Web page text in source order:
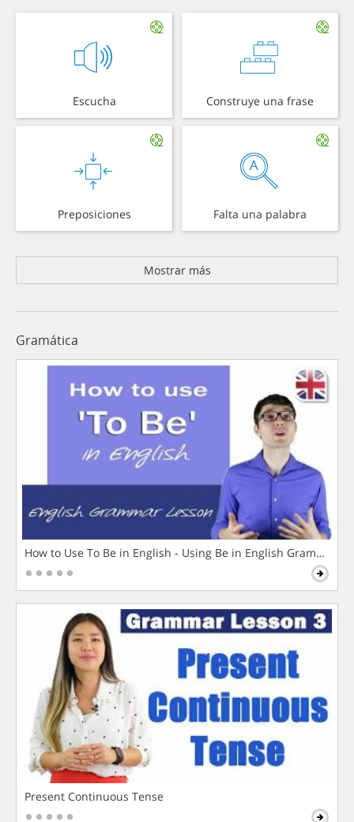
Escucha Construye una frase
Preposiciones Falta una palabra
Mostrar más
Gramática
How to Use To Be in English - Using Be in English Grammar
Present Continuous Tense